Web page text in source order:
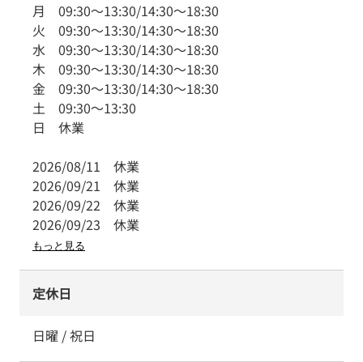
月 09:30～13:30/14:30～18:30
火 09:30～13:30/14:30～18:30
水 09:30～13:30/14:30～18:30
木 09:30～13:30/14:30～18:30
金 09:30～13:30/14:30～18:30
土 09:30～13:30
日 休業
2026/08/11 休業
2026/09/21 休業
2026/09/22 休業
2026/09/23 休業
もっと見る
定休日
日曜 / 祝日